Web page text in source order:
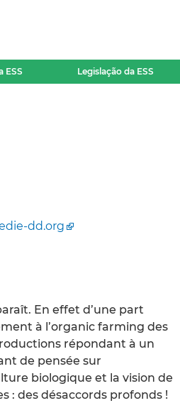
ESS Legislação da ESS
dd.org
En effet d’une part
à l’organic farming des
répondant à un
de pensée sur
biologique et la vision de
: des désaccords profonds !